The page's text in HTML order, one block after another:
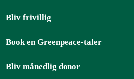
Bliv frivillig
Book en Greenpeace-taler
Bliv månedlig donor